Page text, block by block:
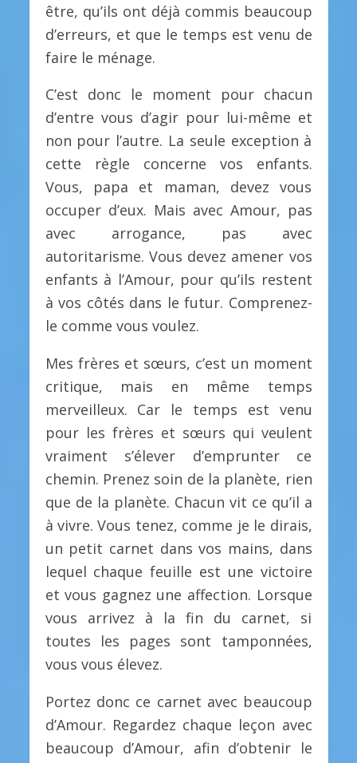
être, qu’ils ont déjà commis beaucoup
d’erreurs, et que le temps est venu de
faire le ménage.
C’est donc le moment pour chacun
d’entre vous d’agir pour lui-même et
non pour l’autre. La seule exception à
cette règle concerne vos enfants.
Vous, papa et maman, devez vous
occuper d’eux. Mais avec Amour, pas
avec arrogance, pas avec
autoritarisme. Vous devez amener vos
enfants à l’Amour, pour qu’ils restent
à vos côtés dans le futur. Comprenez-
le comme vous voulez.
Mes frères et sœurs, c’est un moment
critique, mais en même temps
merveilleux. Car le temps est venu
pour les frères et sœurs qui veulent
vraiment s’élever d’emprunter ce
chemin. Prenez soin de la planète, rien
que de la planète. Chacun vit ce qu’il a
à vivre. Vous tenez, comme je le dirais,
un petit carnet dans vos mains, dans
lequel chaque feuille est une victoire
et vous gagnez une affection. Lorsque
vous arrivez à la fin du carnet, si
toutes les pages sont tamponnées,
vous vous élevez.
Portez donc ce carnet avec beaucoup
d’Amour. Regardez chaque leçon avec
beaucoup d’Amour, afin d’obtenir le